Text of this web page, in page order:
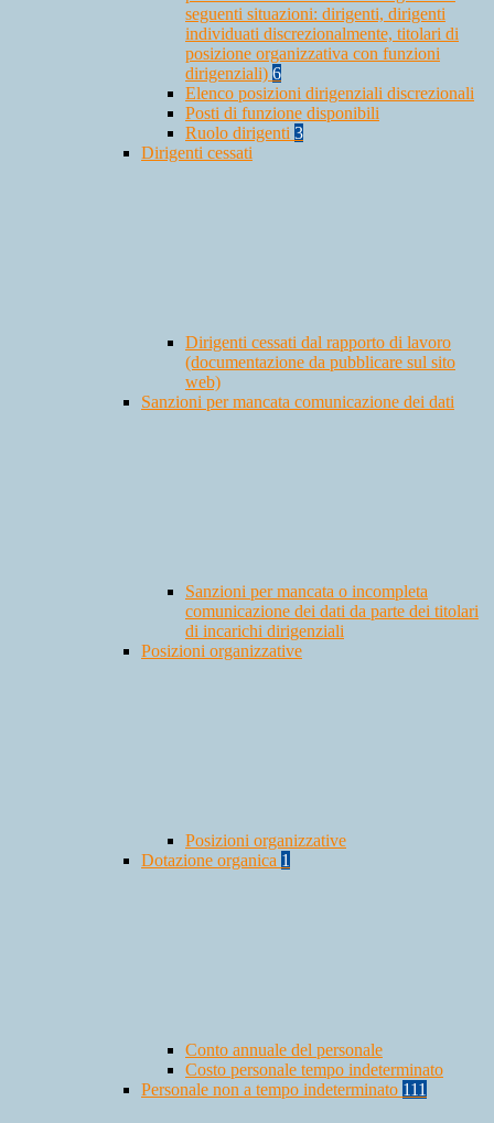
seguenti situazioni: dirigenti, dirigenti
individuati discrezionalmente, titolari di
posizione organizzativa con funzioni
dirigenziali) 6
Elenco posizioni dirigenziali discrezionali
Posti di funzione disponibili
Ruolo dirigenti 3
Dirigenti cessati
Dirigenti cessati dal rapporto di lavoro
(documentazione da pubblicare sul sito
web)
Sanzioni per mancata comunicazione dei dati
Sanzioni per mancata o incompleta
comunicazione dei dati da parte dei titolari
di incarichi dirigenziali
Posizioni organizzative
Posizioni organizzative
Dotazione organica 1
Conto annuale del personale
Costo personale tempo indeterminato
Personale non a tempo indeterminato 111